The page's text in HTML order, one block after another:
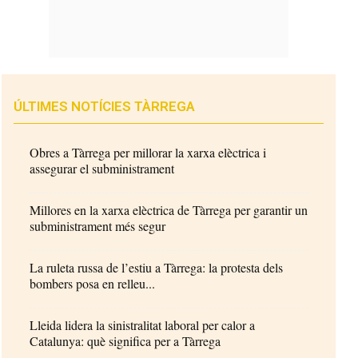
ÚLTIMES NOTÍCIES TÀRREGA
Obres a Tàrrega per millorar la xarxa elèctrica i
assegurar el subministrament
Millores en la xarxa elèctrica de Tàrrega per garantir un
subministrament més segur
La ruleta russa de l’estiu a Tàrrega: la protesta dels
bombers posa en relleu...
Lleida lidera la sinistralitat laboral per calor a
Catalunya: què significa per a Tàrrega